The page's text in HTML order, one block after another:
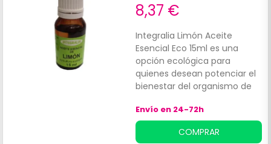
8,37 €
Integralia Limón Aceite
Esencial Eco 15ml es una
opción ecológica para
quienes desean potenciar el
bienestar del organismo de
esencial puro es ideal
para:Favorecer la eliminación
de toxinas.
Envío en 24-72h
COMPRAR